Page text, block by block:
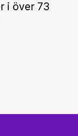
i över 73